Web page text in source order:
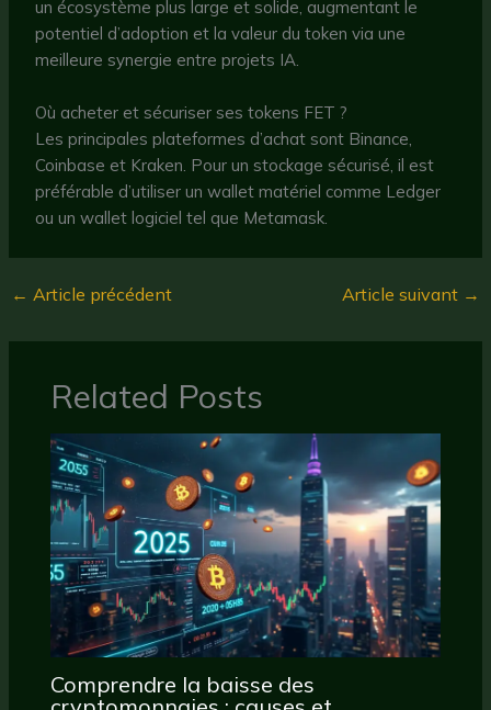
un écosystème plus large et solide, augmentant le
potentiel d’adoption et la valeur du token via une
meilleure synergie entre projets IA.
Où acheter et sécuriser ses tokens FET ?
Les principales plateformes d’achat sont Binance,
Coinbase et Kraken. Pour un stockage sécurisé, il est
préférable d’utiliser un wallet matériel comme Ledger
ou un wallet logiciel tel que Metamask.
← Article précédent Article suivant →
Related Posts
Comprendre la baisse des